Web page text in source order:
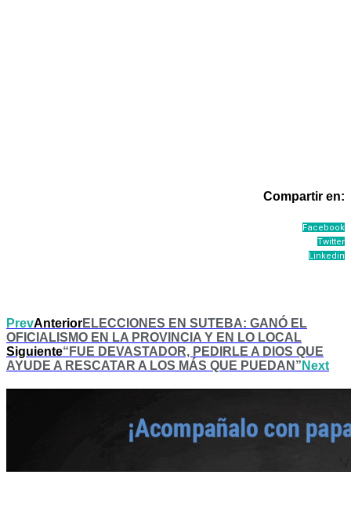
Compartir en:
Facebook
Twitter
Linkedin
PrevAnteriorELECCIONES EN SUTEBA: GANÓ EL
OFICIALISMO EN LA PROVINCIA Y EN LO LOCAL
Siguiente“FUE DEVASTADOR, PEDIRLE A DIOS QUE
AYUDE A RESCATAR A LOS MÁS QUE PUEDAN” Next